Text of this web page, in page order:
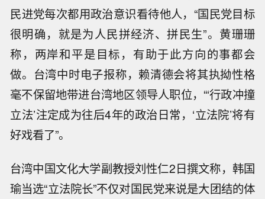
民进党每次都用政治意识看待他人，“国民党目标
很明确，就是为人民拼经济、拼民生”。黄珊珊
称，两岸和平是目标，有助于此方向的事都会
做。台湾中时电子报称，赖清德会将其执拗性格
毫不保留地带进台湾地区领导人职位，“‘行政冲撞
立法’注定成为往后4年的政治日常，‘立法院’将有
好戏看了”。
台湾中国文化大学副教授刘性仁2日撰文称，韩国
瑜当选“立法院长”不仅对国民党来说是大团结的体